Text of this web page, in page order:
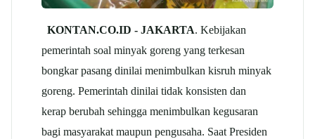
KONTAN.CO.ID - JAKARTA. Kebijakan
pemerintah soal minyak goreng yang terkesan
bongkar pasang dinilai menimbulkan kisruh minyak
goreng. Pemerintah dinilai tidak konsisten dan
kerap berubah sehingga menimbulkan kegusaran
bagi masyarakat maupun pengusaha. Saat Presiden